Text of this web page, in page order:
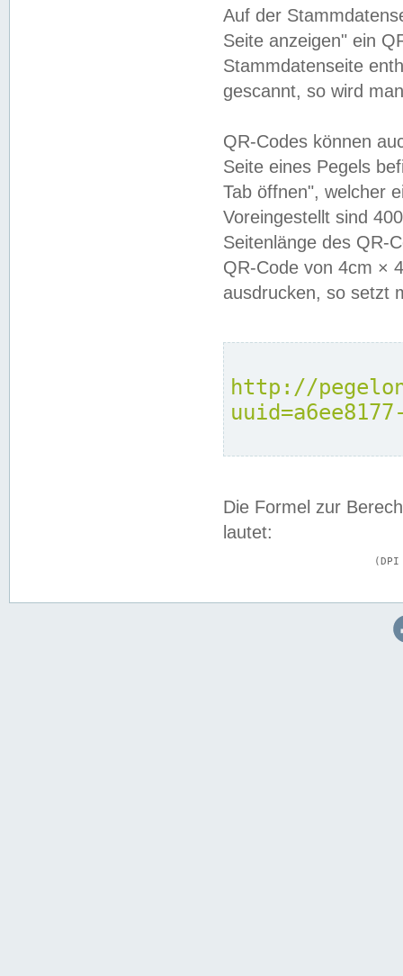
Auf der
Seite anzeigen" ein
Stammdatenseite
gescannt, so wird
QR-Codes können
Seite eines Pegels
Tab öffnen", welcher
Voreingestellt sind
Seitenlänge des QR-
QR-Code von 4cm ×
ausdrucken, so setzt
http://
Die Formel zur
lautet: